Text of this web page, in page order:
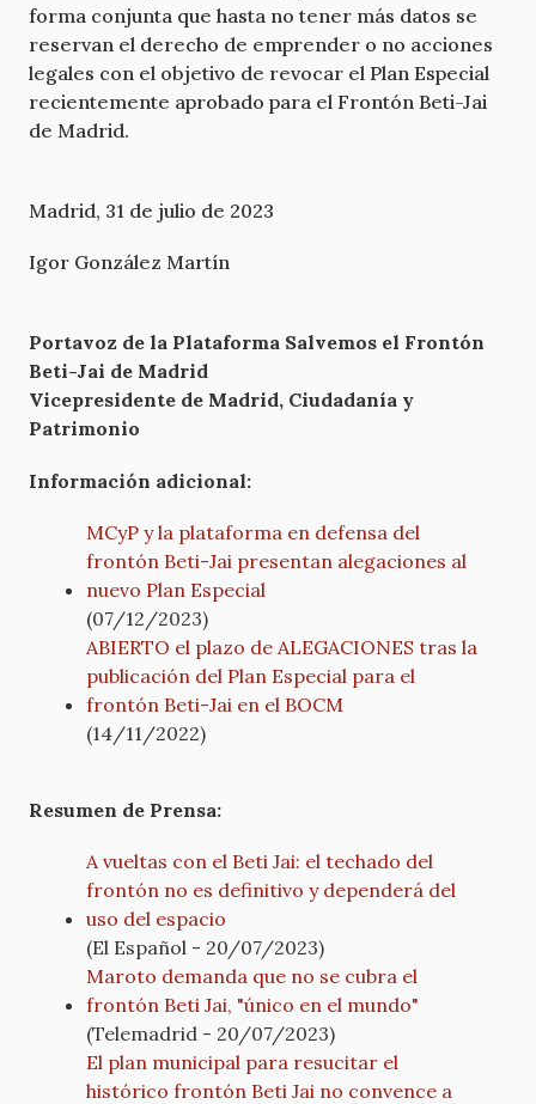
forma conjunta que hasta no tener más datos se
reservan el derecho de emprender o no acciones
legales con el objetivo de revocar el Plan Especial
recientemente aprobado para el Frontón Beti-Jai
de Madrid.
Madrid, 31 de julio de 2023
Igor González Martín
Portavoz de la Plataforma Salvemos el Frontón
Beti-Jai de Madrid
Vicepresidente de Madrid, Ciudadanía y
Patrimonio
Información adicional:
MCyP y la plataforma en defensa del
frontón Beti-Jai presentan alegaciones al
nuevo Plan Especial
(07/12/2023)
ABIERTO el plazo de ALEGACIONES tras la
publicación del Plan Especial para el
frontón Beti-Jai en el BOCM
(14/11/2022)
Resumen de Prensa:
A vueltas con el Beti Jai: el techado del
frontón no es definitivo y dependerá del
uso del espacio
(El Español - 20/07/2023)
Maroto demanda que no se cubra el
frontón Beti Jai, "único en el mundo"
(Telemadrid - 20/07/2023)
El plan municipal para resucitar el
histórico frontón Beti Jai no convence a